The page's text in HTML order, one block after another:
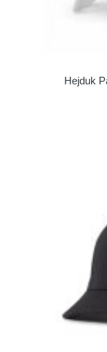
Hejduk